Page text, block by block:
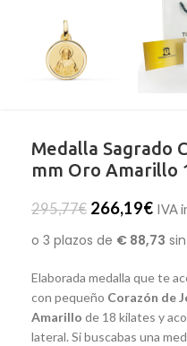
Medalla Sagrado
mm Oro Amarillo
295,77€ 266,19€ IVA
Elaborada medalla que te
con pequeño Corazón de
Amarillo de 18 kilates y
lateral. Si buscabas una